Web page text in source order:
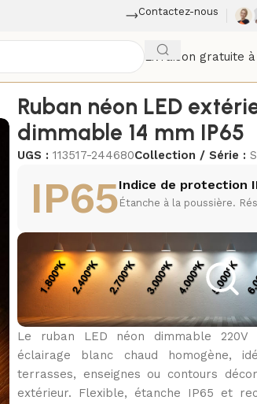
Contactez-nous
Livraison gratuite
Ruban néon LED
dimmable 14 mm IP65
UGS :113517-244680Collection / Série :
IP65Indice de protection
Étanche à la poussière.
2700K
Le ruban LED néon dimmable 220V
éclairage blanc chaud homogène,
terrasses, enseignes ou contours
extérieur. Flexible, étanche IP65 et